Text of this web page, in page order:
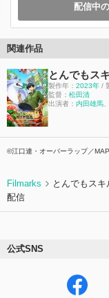
物
配信中
関連作品
とんでもス
製作年： 2023年 /
監督： 松田清
出演者： 内田雄馬、
©江口連・オーバーラップ／
Filmarks
とんでもス
配信
公式SNS